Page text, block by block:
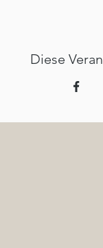
Diese